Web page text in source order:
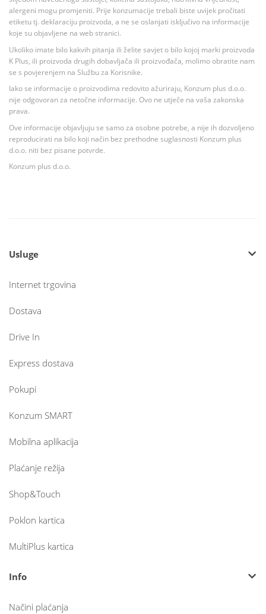
alergeni mogu promjeniti. Prije konzumacije trebali biste uvijek pročitati
etiketu tj. deklaraciju proizvoda, a ne se oslanjati isključivo na informacije
koje su objavljene na web stranici.
Ukoliko imate bilo kakvih pitanja ili želite savjet o bilo kojoj marki proizvoda
K Plus, ili proizvoda drugih dobavljača ili proizvođača, molimo obratite nam
se s povjerenjem na Službu za Korisnike.
Iako se informacije o proizvodima redovito ažuriraju, Konzum plus d.o.o.
nije odgovoran za netočne informacije. Ovo ne utječe na vaša zakonska
prava.
Ove informacije objavljuju se samo za osobne potrebe, a nije ih dozvoljeno
reproducirati na bilo koji način bez prethodne suglasnosti Konzum plus
d.o.o. niti bez pisane potvrde.
Konzum plus d.o.o.
Usluge
Internet trgovina
Dostava
Drive In
Express dostava
Pokupi
Konzum SMART
Mobilna aplikacija
Plaćanje režija
Shop&Touch
Poklon kartica
MultiPlus kartica
Info
Načini plaćanja